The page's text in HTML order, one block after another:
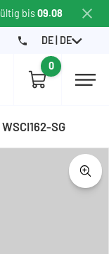
bis09.08
DE | DE
0
SG